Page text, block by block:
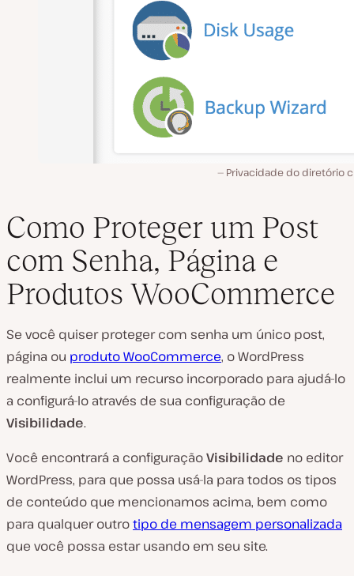
Privacidade do diretório
Como Proteger um Post
com Senha, Página e
Produtos WooCommerce
Se você quiser proteger com senha um único post,
página ou produto WooCommerce, o WordPress
realmente inclui um recurso incorporado para ajudá-lo
a configurá-lo através de sua configuração de
Visibilidade.
Você encontrará a configuraçãoVisibilidade no editor
WordPress, para que possa usá-la para todos os tipos
de conteúdo que mencionamos acima, bem como
para qualquer outrotipo de mensagem personalizada
que você possa estar usando em seu site.